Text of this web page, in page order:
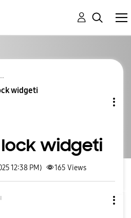
widgeti
lock widgeti
12:38 PM) 165 Views